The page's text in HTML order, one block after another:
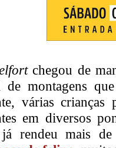
chegou de
de montagens
várias crianças
em diversos
rendeu mais